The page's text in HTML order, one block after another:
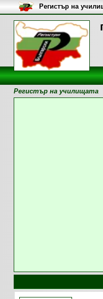
Регистър на
Регистър на училищата